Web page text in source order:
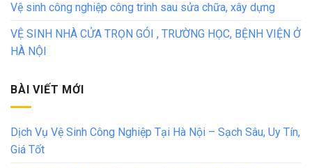
Vệ sinh công nghiệp công trình sau sửa chữa, xây dựng
VỆ SINH NHÀ CỬA TRỌN GÓI , TRƯỜNG HỌC, BỆNH VIỆN Ở
HÀ NỘI
BÀI VIẾT MỚI
Dịch Vụ Vệ Sinh Công Nghiệp Tại Hà Nội – Sạch Sâu, Uy Tín,
Giá Tốt